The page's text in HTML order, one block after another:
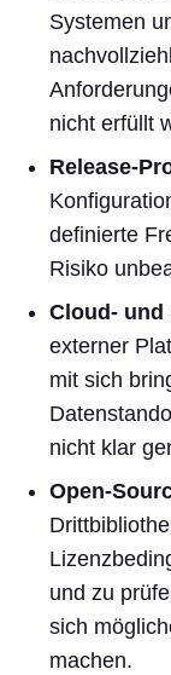
Systemen
nicht erfüllt
Release-
definierte
Risiko
Cloud- und
externer
mit sich
nicht klar
Open-
und zu
sich
machen.